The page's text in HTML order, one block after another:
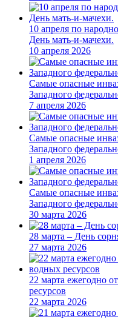
10 апреля по
День мать-и-мачехи.
10 апреля 2026
Самые опасные
Западного
7 апреля 2026
Самые опасные
Западного
1 апреля 2026
Самые опасные
Западного
30 марта 2026
28 марта – День
27 марта 2026
22 марта ежегодно
ресурсов
22 марта 2026